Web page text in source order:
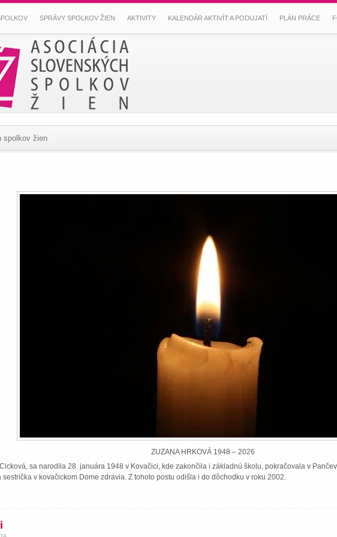
SPRÁVY SPOLKOV ŽIEN AKTIVITY KALENDÁR AKTIVÍT A PODUJATÍ PLÁN PRÁCE
spolkov žien
ZUZANA HRKOVÁ 1948 – 2026
sa narodila 28. januára 1948 v Kovačici, kde zakončila i základnú školu, pokračovala v
v kovačickom Dome zdravia. Z tohoto postu odišla i do dôchodku v roku 2002.